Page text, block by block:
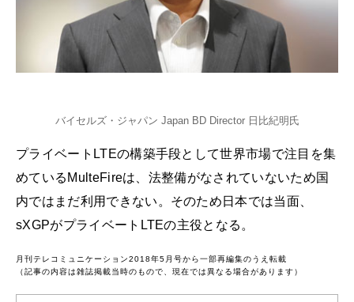
バイセルズ・ジャパン Japan BD Director 日比紀明氏
プライベートLTEの構築手段として世界市場で注目を集
めているMulteFireは、法整備がなされていないため国
内ではまだ利用できない。そのため日本では当面、
sXGPがプライベートLTEの主役となる。
月刊テレコミュニケーション2018年5月号から一部再編集のうえ転載
（記事の内容は雑誌掲載当時のもので、現在では異なる場合があります）